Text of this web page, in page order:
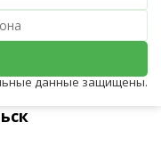
данные защищены.